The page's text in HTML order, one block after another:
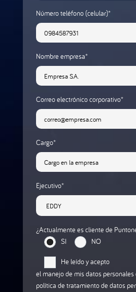
Número teléfono (celular)*
Nombre empresa*
Correo electrónico corporativo*
Cargo*
Ejecutivo*
¿Actualmente es cliente de
SI
NO
He leído y acepto
el manejo de mis datos personales
política de tratamiento de datos